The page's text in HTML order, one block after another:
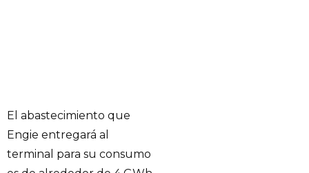
El abastecimiento que
Engie entregará al
terminal para su consumo